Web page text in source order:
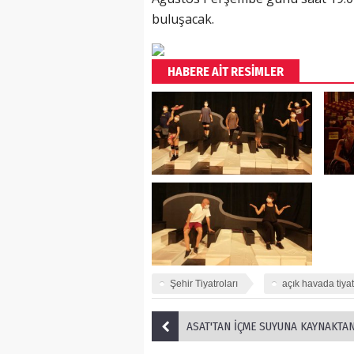
buluşacak.
HABERE AİT RESİMLER
Şehir Tiyatroları açık havada
ASAT'TAN İÇME SUYUNA KAYNAKTAN